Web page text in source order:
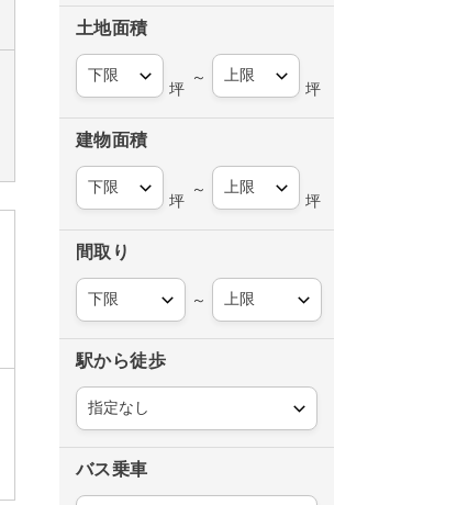
土地面積
坪
～
坪
建物面積
坪
～
坪
間取り
～
駅から徒歩
バス乗車